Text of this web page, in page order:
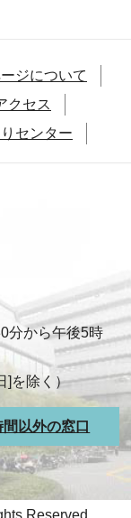
ジについて
クセス
センター
分から午後5時
]を除く）
間以外の窓口